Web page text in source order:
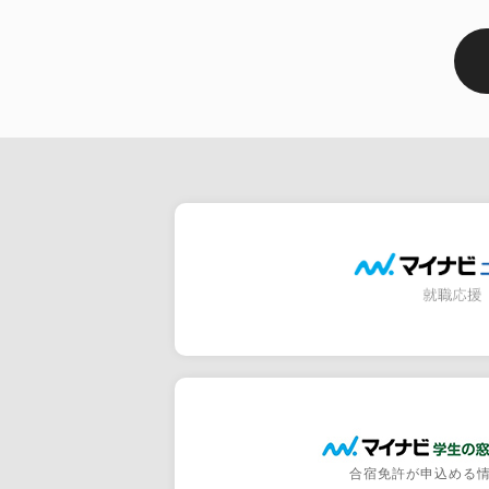
合宿免許が申込める